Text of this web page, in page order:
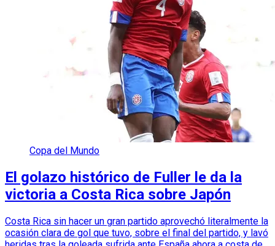
Copa del Mundo
El golazo histórico de Fuller le da la
victoria a Costa Rica sobre Japón
Costa Rica sin hacer un gran partido aprovechó literalmente la
ocasión clara de gol que tuvo, sobre el final del partido, y lavó